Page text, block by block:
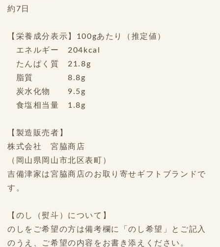
約7日
【栄養成分表示】100gあたり（推定値）
エネルギー 204kcal
たんぱく質 21.8g
脂質 8.8g
炭水化物 9.5g
食塩相当量 1.8g
【製造販売者】
株式会社 宮脇商店
（岡山県岡山市北区表町）
吉備津家は宮脇商店のお取り寄せギフトブランドで
す。
【のし（熨斗）について】
のしをご希望の方は備考欄に「のし希望」とご記入
のうえ、ご希望の内容をお書き添えください。